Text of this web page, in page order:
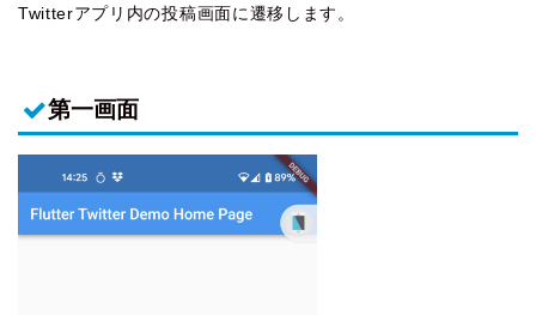
Twitterアプリ内の投稿画面に遷移します。
第一画面